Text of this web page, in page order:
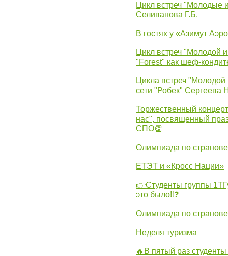
Цикл встреч "Молодые
Селиванова Г.Б.
В гостях у «Азимут
Цикл встреч "Молодой
"Forest" как шеф-
Цикла встреч
сети "Робек" Сергеева
Торжественный
нас", посвященный
СПО👏
Олимпиада по
ЕТЭТ и «Кросс Нации»
👉Студенты группы
это было‼❓
Олимпиада по
Неделя туризма
🔥В пятый раз